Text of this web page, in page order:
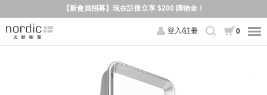
【新會員招募】現在註冊立享 $200 購物金！
登入/註冊 0